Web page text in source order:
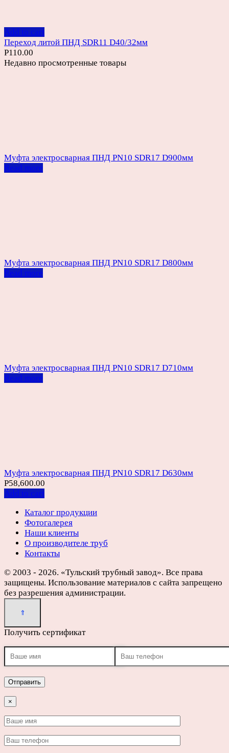
Add to cart
Переход литой ПНД SDR11 D40/32мм
Р110.00
Недавно просмотренные товары
Муфта электросварная ПНД PN10 SDR17 D900мм
Read more
Муфта электросварная ПНД PN10 SDR17 D800мм
Read more
Муфта электросварная ПНД PN10 SDR17 D710мм
Read more
Муфта электросварная ПНД PN10 SDR17 D630мм
Р58,600.00
Add to cart
Каталог продукции
Фотогалерея
Наши клиенты
О производителе труб
Контакты
© 2003 - 2026. «Тульский трубный завод». Все права
защищены. Использование материалов с сайта запрещено
без разрешения администрации.
Получить сертификат
×